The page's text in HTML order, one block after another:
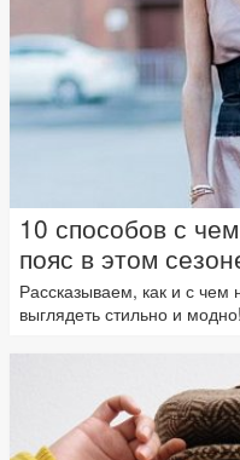
10 способов с
пояс в этом
Рассказываем, как и с чем
выглядеть стильно и модно!